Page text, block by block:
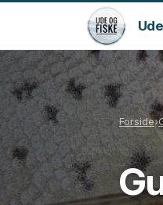
Forside›